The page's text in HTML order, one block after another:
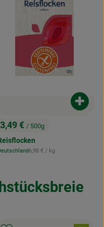
Warenkorb hinzufügen
, Preis:
3,49 € / 500g
Herkunft:
, Referenzpreis:
6,98 € / kg